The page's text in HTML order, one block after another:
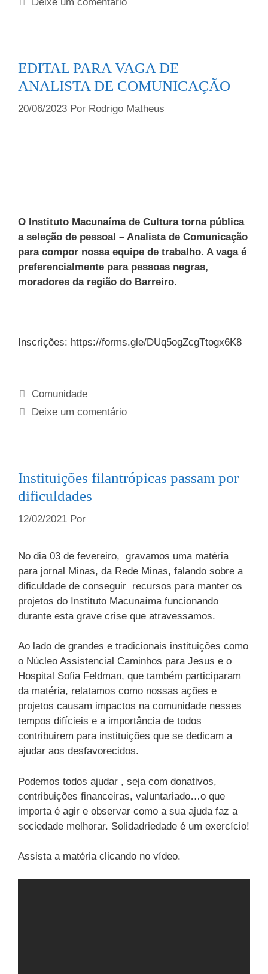
EDITAL PARA VAGA DE
ANALISTA DE COMUNICAÇÃO
20/06/2023 Por Rodrigo Matheus
O Instituto Macunaíma de Cultura torna pública
a seleção de pessoal – Analista de Comunicação
para compor nossa equipe de trabalho. A vaga é
preferencialmente para pessoas negras,
moradores da região do Barreiro.
Inscrições: https://forms.gle/DUq5ogZcgTtogx6K8
Comunidade
Deixe um comentário
Instituições filantrópicas passam por
dificuldades
12/02/2021 Por
No dia 03 de fevereiro, gravamos uma matéria
para jornal Minas, da Rede Minas, falando sobre a
dificuldade de conseguir recursos para manter os
projetos do Instituto Macunaíma funcionando
durante esta grave crise que atravessamos.
Ao lado de grandes e tradicionais instituições como
o Núcleo Assistencial Caminhos para Jesus e o
Hospital Sofia Feldman, que também participaram
da matéria, relatamos como nossas ações e
projetos causam impactos na comunidade nesses
tempos difícieis e a importância de todos
contribuirem para instituições que se dedicam a
ajudar aos desfavorecidos.
Podemos todos ajudar , seja com donativos,
contribuições financeiras, valuntariado…o que
importa é agir e observar como a sua ajuda faz a
sociedade melhorar. Solidadriedade é um exercício!
Assista a matéria clicando no vídeo.